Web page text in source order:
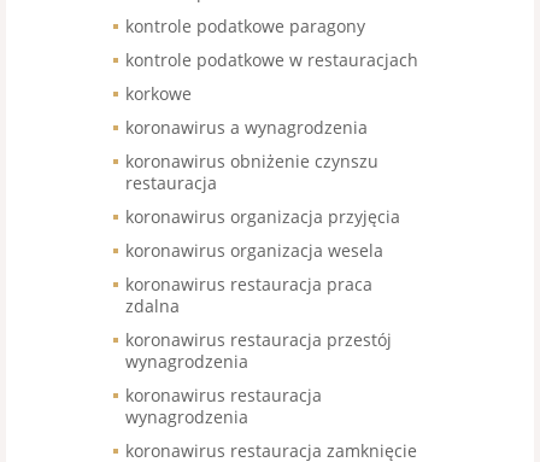
kontrole podatkowe paragony
kontrole podatkowe w restauracjach
korkowe
koronawirus a wynagrodzenia
koronawirus obniżenie czynszu
restauracja
koronawirus organizacja przyjęcia
koronawirus organizacja wesela
koronawirus restauracja praca
zdalna
koronawirus restauracja przestój
wynagrodzenia
koronawirus restauracja
wynagrodzenia
koronawirus restauracja zamknięcie